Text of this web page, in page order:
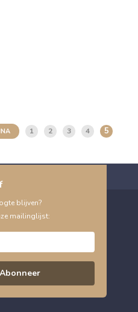
1 2 3 4 5
blijven?
mailinglijst:
Abonneer